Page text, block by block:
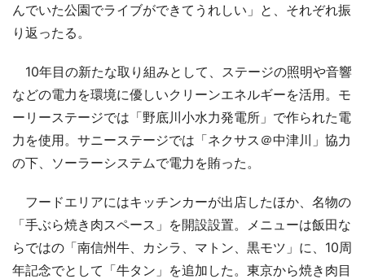
んでいた公園でライブができてうれしい」と、それぞれ振
り返ったる。
10年目の新たな取り組みとして、ステージの照明や音響
などの電力を環境に優しいクリーンエネルギーを活用。モ
ーリーステージでは「野底川小水力発電所」で作られた電
力を使用。サニーステージでは「ネクサス＠中津川」協力
の下、ソーラーシステムで電力を賄った。
フードエリアにはキッチンカーが出店したほか、名物の
「手ぶら焼き肉スペース」を開設設置。メニューは飯田な
らではの「南信州牛、カシラ、マトン、黒モツ」に、10周
年記念でとして「牛タン」を追加した。東京から焼き肉目